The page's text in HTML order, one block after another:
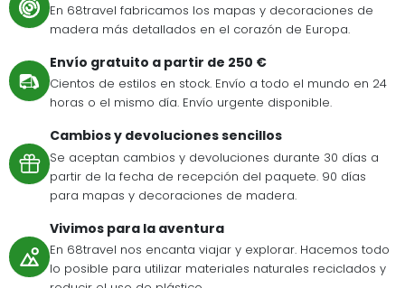
En 68travel fabricamos los mapas y decoraciones de
madera más detallados en el corazón de Europa.
Envío gratuito a partir de 250 €
Cientos de estilos en stock. Envío a todo el mundo en 24
horas o el mismo día. Envío urgente disponible.
Cambios y devoluciones sencillos
Se aceptan cambios y devoluciones durante 30 días a
partir de la fecha de recepción del paquete. 90 días
para mapas y decoraciones de madera.
Vivimos para la aventura
En 68travel nos encanta viajar y explorar. Hacemos todo
lo posible para utilizar materiales naturales reciclados y